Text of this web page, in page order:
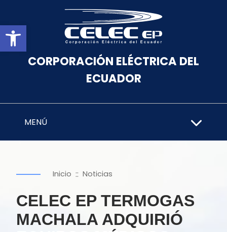
Abrir barra de herramientas
CORPORACIÓN ELÉCTRICA DEL
ECUADOR
MENÚ
Inicio :: Noticias
CELEC EP TERMOGAS
MACHALA ADQUIRIÓ